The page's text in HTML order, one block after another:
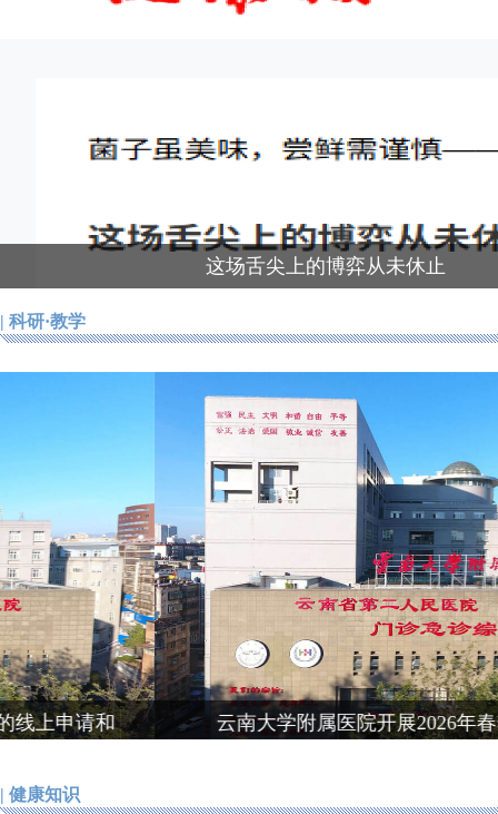
这场舌尖上的博弈从未休止
| 科研·教学
云南大学附属医院开展2026年春季学期开学教
| 健康知识